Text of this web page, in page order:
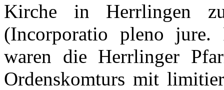
Kirche in Herrlingen
(Incorporatio pleno
waren die Herrlinger
Ordenskomturs mit